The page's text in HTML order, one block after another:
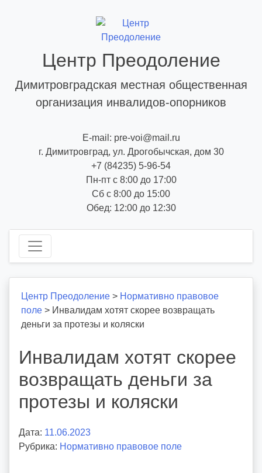
Центр Преодоление
Димитровградская местная общественная
организация инвалидов-опорников
E-mail: pre-voi@mail.ru
г. Димитровград, ул. Дрогобычская, дом 30
+7 (84235) 5-96-54
Пн-пт с 8:00 до 17:00
Сб с 8:00 до 15:00
Обед: 12:00 до 12:30
Центр Преодоление > Нормативно правовое
поле > Инвалидам хотят скорее возвращать
деньги за протезы и коляски
Инвалидам хотят скорее
возвращать деньги за
протезы и коляски
Дата: 11.06.2023
в
Рубрика: Нормативно правовое поле